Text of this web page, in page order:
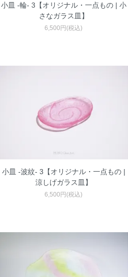
小皿 -輪- 3【オリジナル・一点もの | 小
さなガラス皿】
6,500円(税込)
小皿 -波紋- 3【オリジナル・一点もの |
涼しげガラス皿】
6,500円(税込)